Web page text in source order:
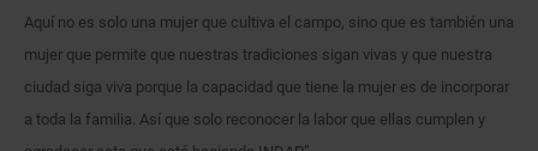
Aquí no es solo una mujer que cultiva el campo, sino que es también una
mujer que permite que nuestras tradiciones sigan vivas y que nuestra
ciudad siga viva porque la capacidad que tiene la mujer es de incorporar
a toda la familia. Así que solo reconocer la labor que ellas cumplen y